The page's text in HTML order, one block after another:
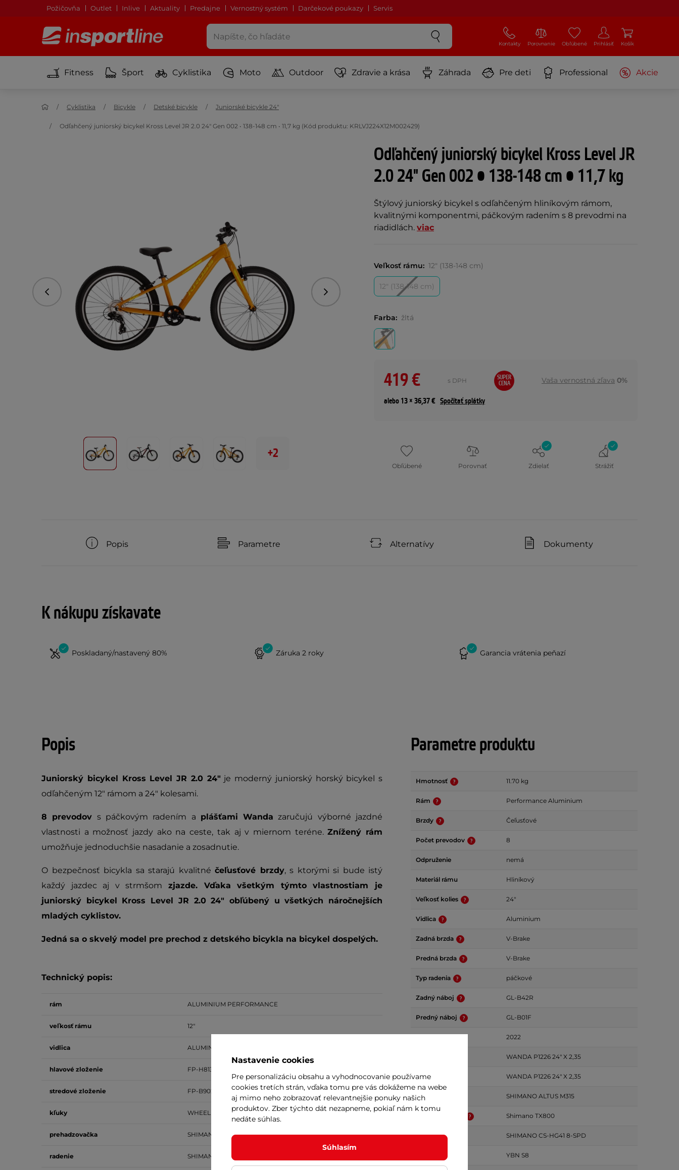
Požičovňa Outlet Inlive Aktuality Predajne Vernostný systém Darčekové poukazy Servis
Kontakty Porovnanie Obľúbené Prihlásiť Košík
Fitness Šport Cyklistika Moto Outdoor Zdravie a krása Záhrada Pre deti Professional Akcie
Cyklistika Bicykle Detské bicykle Juniorské bicykle 24"
Odľahčený juniorský bicykel Kross Level JR 2.0 24" Gen 002 • 138-148 cm • 11,7 kg (Kód produktu: KRLVJ224X12M002429)
Odľahčený juniorský bicykel Kross Level JR
2.0 24" Gen 002 • 138-148 cm • 11,7 kg
Štýlový juniorský bicykel s odľahčeným hliníkovým rámom,
kvalitnými komponentmi, páčkovým radením s 8 prevodmi na
riadidlách. viac
Predchádzajúce Nasledujúce
+2
Veľkosť rámu: 12" (138-148 cm)
12" (138-148 cm)
Farba: žltá
419 € s DPH
SUPER
CENA
Vaša vernostná zľava 0%
alebo 13 × 36,37 € Spočítať splátky
Obľúbené Porovnať Zdielať Strážiť
Popis Parametre Alternatívy Dokumenty
K nákupu získavate
Poskladaný/nastavený 80% Záruka 2 roky Garancia vrátenia peňazí
Popis
Juniorský bicykel Kross Level JR 2.0 24" je moderný juniorský horský bicykel s
odľahčeným 12" rámom a 24" kolesami.
8 prevodov s páčkovým radením a plášťami Wanda zaručujú výborné jazdné
vlastnosti a možnosť jazdy ako na ceste, tak aj v miernom teréne.Znížený rám
umožňuje jednoduchšie nasadanie a zosadnutie.
O bezpečnosť bicykla sa starajú kvalitné čeľusťové brzdy, s ktorými si bude istý
každý jazdec aj v strmšom zjazde. Vďaka všetkým týmto vlastnostiam je
juniorský bicykel Kross Level JR 2.0 24" obľúbený u všetkých náročnejších
mladých cyklistov.
Jedná sa o skvelý model pre prechod z detského bicykla na bicykel dospelých.
Technický popis:
rám ALUMINIUM PERFORMANCE
veľkosť rámu 12"
vidlica ALUMINIUM
hlavové zloženie FP-H813PL 1-1/8"
stredové zloženie FP-B902
kľuky WHEEL TOP (32T/152mm)
prehadzovačka SHIMANO TOURNEY TX800
radenie SHIMANO ALTUS M315
Parametre produktu
Hmotnosť 11.70 kg
Rám Performance Aluminium
Brzdy Čeľusťové
Počet prevodov 8
Odpruženie nemá
Materiál rámu Hliníkový
Veľkosť kolies 24"
Vidlica Aluminium
Zadná brzda V-Brake
Predná brzda V-Brake
Typ radenia páčkové
Zadný náboj GL-B42R
Predný náboj GL-B01F
Modelový rok 2022
WANDA P1226 24" X 2,35
Predný plášť WANDA P1226 24" X 2,35
Radenie SHIMANO ALTUS M315
Shimano TX800
Kazeta SHIMANO CS-HG41 8-SPD
YBN S8
Nastavenie cookies
Pre personalizáciu obsahu a vyhodnocovanie používame
cookies tretích strán, vďaka tomu pre vás dokážeme na webe
aj mimo neho zobrazovať relevantnejšie ponuky našich
produktov. Zber týchto dát nezapneme, pokiaľ nám k tomu
nedáte súhlas.
Súhlasím